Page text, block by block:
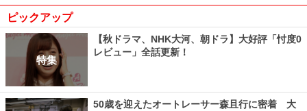
ピックアップ
特集
【秋ドラマ、NHK大河、朝ドラ】大好評「忖度0
レビュー」全話更新！
50歳を迎えたオートレーサー森且行に密着 大